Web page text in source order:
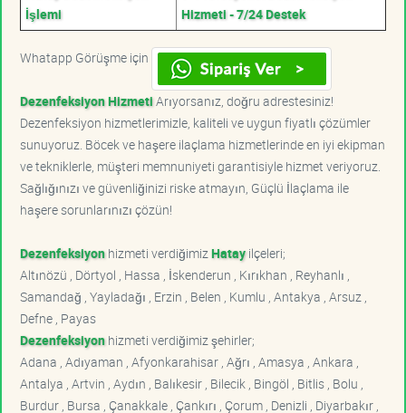
İşlemi
Hizmeti - 7/24 Destek
Whatapp Görüşme için
Dezenfeksiyon HizmetiArıyorsanız, doğru adrestesiniz!
Dezenfeksiyon hizmetlerimizle, kaliteli ve uygun fiyatlı çözümler
sunuyoruz. Böcek ve haşere ilaçlama hizmetlerinde en iyi ekipman
ve tekniklerle, müşteri memnuniyeti garantisiyle hizmet veriyoruz.
Sağlığınızı ve güvenliğinizi riske atmayın, Güçlü İlaçlama ile
haşere sorunlarınızı çözün!
Dezenfeksiyonhizmeti verdiğimiz Hatayilçeleri;
Altınözü , Dörtyol , Hassa , İskenderun , Kırıkhan , Reyhanlı ,
Samandağ , Yayladağı , Erzin , Belen , Kumlu , Antakya , Arsuz ,
Defne , Payas
Dezenfeksiyonhizmeti verdiğimiz şehirler;
Adana , Adıyaman , Afyonkarahisar , Ağrı , Amasya , Ankara ,
Antalya , Artvin , Aydın , Balıkesir , Bilecik , Bingöl , Bitlis , Bolu ,
Burdur , Bursa , Çanakkale , Çankırı , Çorum , Denizli , Diyarbakır ,